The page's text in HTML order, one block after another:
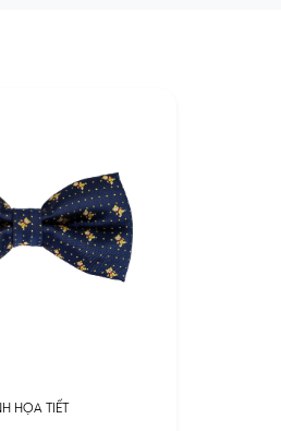
HỌA TIẾT